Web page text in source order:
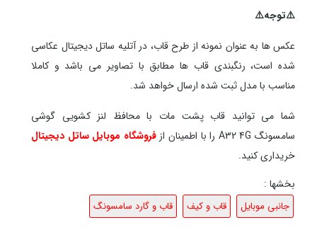
⚠️توجه⚠️
عکس ها به عنوان نمونه از طرح قاب، در آتلیه ساتل دیجیتال عکاسی
شده است، رنگبندی قاب ها مطابق با تصاویر می باشد و کاملا
مناسب با مدل ثبت شده ارسال خواهد شد.
شما می توانید قاب پشت مات با محافظ لنز کشویی گوشی
سامسونگ A32 4G را با اطمینان از
فروشگاه موبایل ساتل دیجیتال
خریداری کنید.
بخشها :
جانبی موبایل قاب و کیف قاب و گارد سامسونگ